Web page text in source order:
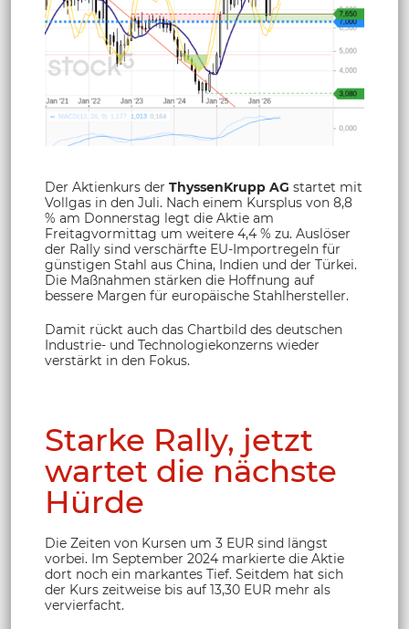
Der Aktienkurs der ThyssenKrupp AG startet mit
Vollgas in den Juli. Nach einem Kursplus von 8,8
% am Donnerstag legt die Aktie am
Freitagvormittag um weitere 4,4 % zu. Auslöser
der Rally sind verschärfte EU-Importregeln für
günstigen Stahl aus China, Indien und der Türkei.
Die Maßnahmen stärken die Hoffnung auf
bessere Margen für europäische Stahlhersteller.
Damit rückt auch das Chartbild des deutschen
Industrie- und Technologiekonzerns wieder
verstärkt in den Fokus.
Starke Rally, jetzt
wartet die nächste
Hürde
Die Zeiten von Kursen um 3 EUR sind längst
vorbei. Im September 2024 markierte die Aktie
dort noch ein markantes Tief. Seitdem hat sich
der Kurs zeitweise bis auf 13,30 EUR mehr als
vervierfacht.